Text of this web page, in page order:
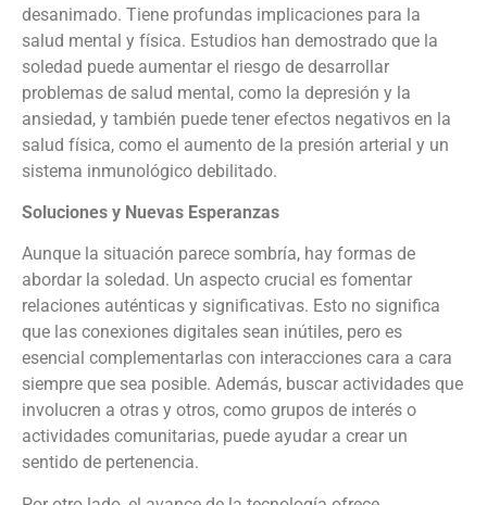
desanimado. Tiene profundas implicaciones para la
salud mental y física. Estudios han demostrado que la
soledad puede aumentar el riesgo de desarrollar
problemas de salud mental, como la depresión y la
ansiedad, y también puede tener efectos negativos en la
salud física, como el aumento de la presión arterial y un
sistema inmunológico debilitado.
Soluciones y Nuevas Esperanzas
Aunque la situación parece sombría, hay formas de
abordar la soledad. Un aspecto crucial es fomentar
relaciones auténticas y significativas. Esto no significa
que las conexiones digitales sean inútiles, pero es
esencial complementarlas con interacciones cara a cara
siempre que sea posible. Además, buscar actividades que
involucren a otras y otros, como grupos de interés o
actividades comunitarias, puede ayudar a crear un
sentido de pertenencia.